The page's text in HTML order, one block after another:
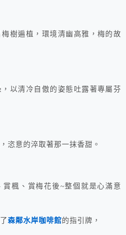
樹遍植，環境清幽高雅，梅的故
以清冷自傲的姿態吐露著專屬芬
恣意的淬取著那一抹香甜。
賞楓、賞梅花後~整個就是心滿意
森鄰水岸咖啡館的指引牌，